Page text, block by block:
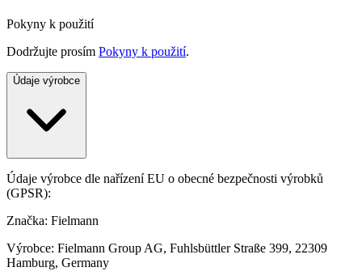
Pokyny k použití
Dodržujte prosím Pokyny k použití.
Údaje výrobce
Údaje výrobce dle nařízení EU o obecné bezpečnosti výrobků
(GPSR):
Značka: Fielmann
Výrobce: Fielmann Group AG, Fuhlsbüttler Straße 399, 22309
Hamburg, Germany